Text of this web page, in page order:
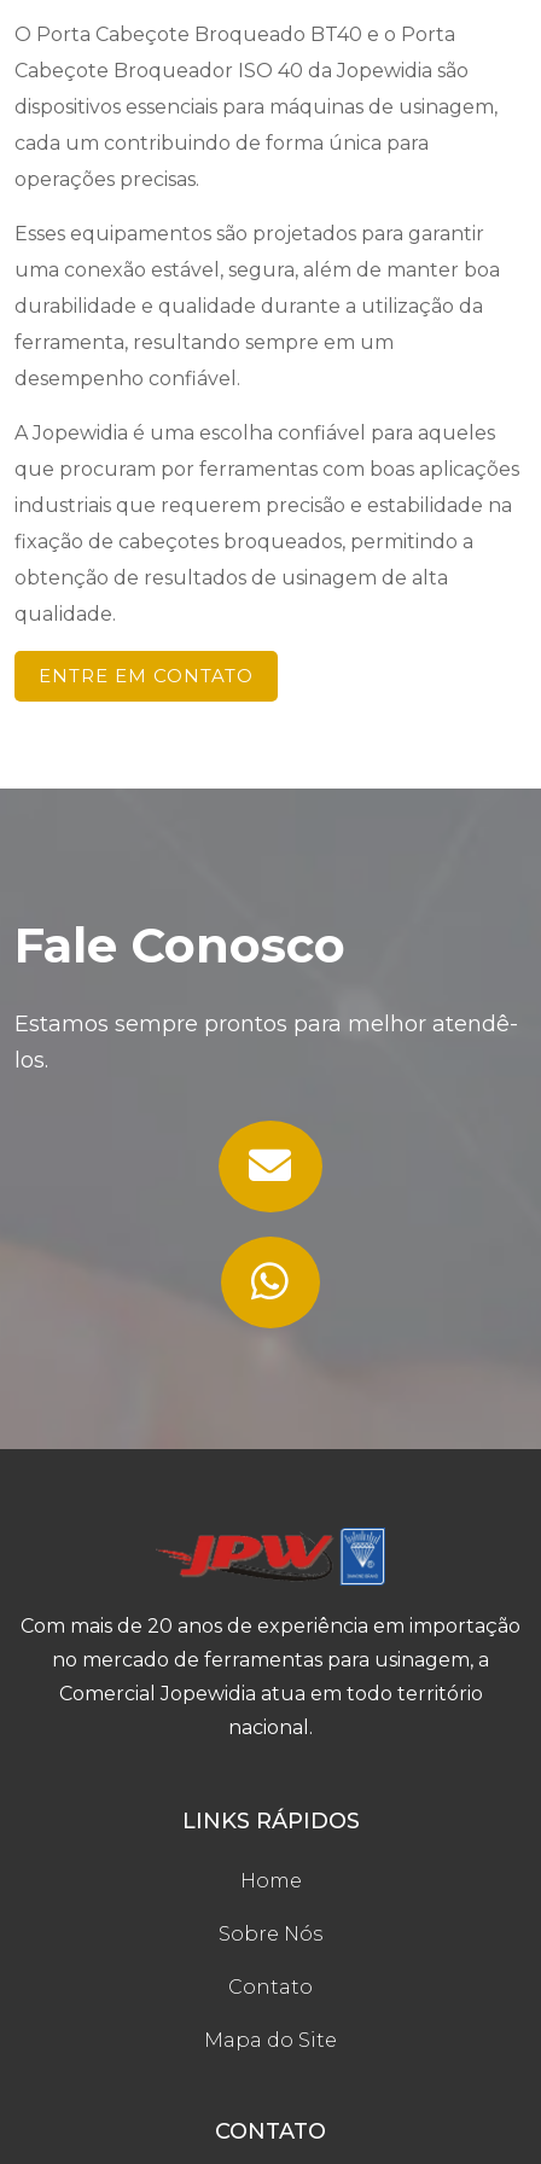
O Porta Cabeçote Broqueado BT40 e o Porta
Cabeçote Broqueador ISO 40 da Jopewidia são
dispositivos essenciais para máquinas de usinagem,
cada um contribuindo de forma única para
operações precisas.
Esses equipamentos são projetados para garantir
uma conexão estável, segura, além de manter boa
durabilidade e qualidade durante a utilização da
ferramenta, resultando sempre em um
desempenho confiável.
A Jopewidia é uma escolha confiável para aqueles
que procuram por ferramentas com boas aplicações
industriais que requerem precisão e estabilidade na
fixação de cabeçotes broqueados, permitindo a
obtenção de resultados de usinagem de alta
qualidade.
ENTRE EM CONTATO
Fale Conosco
Estamos sempre prontos para melhor atendê-
los.
Com mais de 20 anos de experiência em importação
no mercado de ferramentas para usinagem, a
Comercial Jopewidia atua em todo território
nacional.
LINKS RÁPIDOS
Home
Sobre Nós
Contato
Mapa do Site
CONTATO